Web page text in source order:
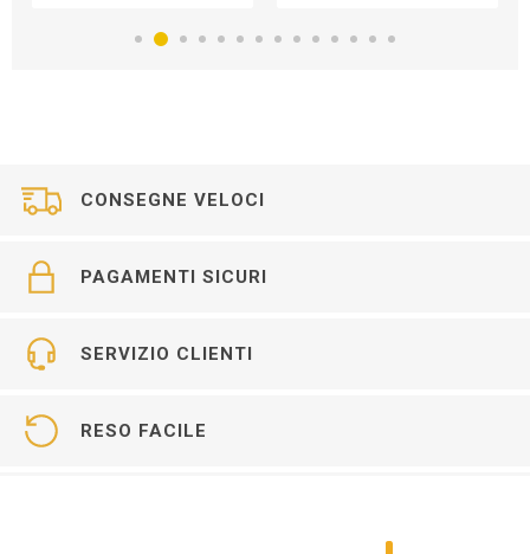
CONSEGNE VELOCI
PAGAMENTI SICURI
SERVIZIO CLIENTI
RESO FACILE